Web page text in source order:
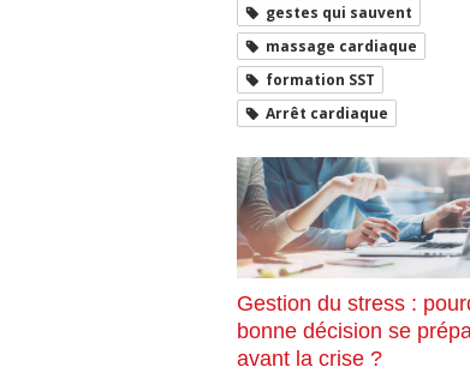
gestes qui sauvent
massage cardiaque
formation SST
Arrêt cardiaque
Gestion du stress :
bonne décision se
avant la crise ?